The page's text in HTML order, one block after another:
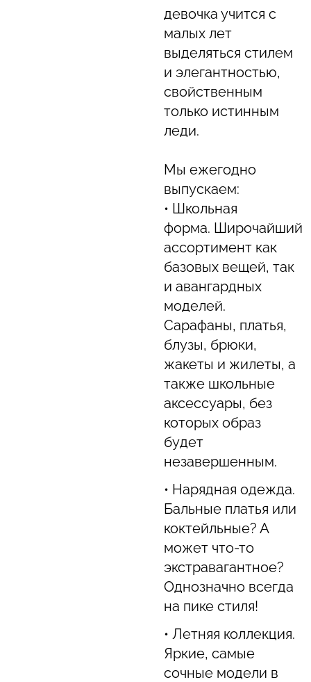
девочка учится с
малых лет
выделяться стилем
и элегантностью,
свойственным
только истинным
леди.
Мы ежегодно
выпускаем:
• Школьная
форма. Широчайший
ассортимент как
базовых вещей, так
и авангардных
моделей.
Сарафаны, платья,
блузы, брюки,
жакеты и жилеты, а
также школьные
аксессуары, без
которых образ
будет
незавершенным.
• Нарядная одежда.
Бальные платья или
коктейльные? А
может что-то
экстравагантное?
Однозначно всегда
на пике стиля!
• Летняя коллекция.
Яркие, самые
сочные модели в